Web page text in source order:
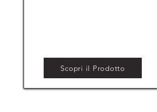
Scopri il Prodotto